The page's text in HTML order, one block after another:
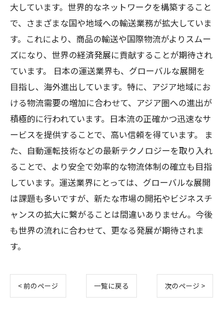
大しています。世界的なネットワークを構築すること
で、さまざまな国や地域への輸送業務が拡大していま
す。これにより、商品の輸送や国際物流がよりスムー
ズになり、世界の経済発展に貢献することが期待され
ています。 日本の運送業界も、グローバルな展開を
目指し、海外進出しています。特に、アジア地域にお
ける物流需要の増加に合わせて、アジア圏への進出が
積極的に行われています。日本流の正確かつ迅速なサ
ービスを提供することで、高い信頼を得ています。 ま
た、自動運転技術などの最新テクノロジーを取り入れ
ることで、より安全で効率的な物流体制の確立も目指
しています。運送業界にとっては、グローバルな展開
は課題も多いですが、新たな市場の開拓やビジネスチ
ャンスの拡大に繋がることは間違いありません。今後
も世界の流れに合わせて、更なる発展が期待されま
す。
< 前のページ 一覧に戻る 次のページ >